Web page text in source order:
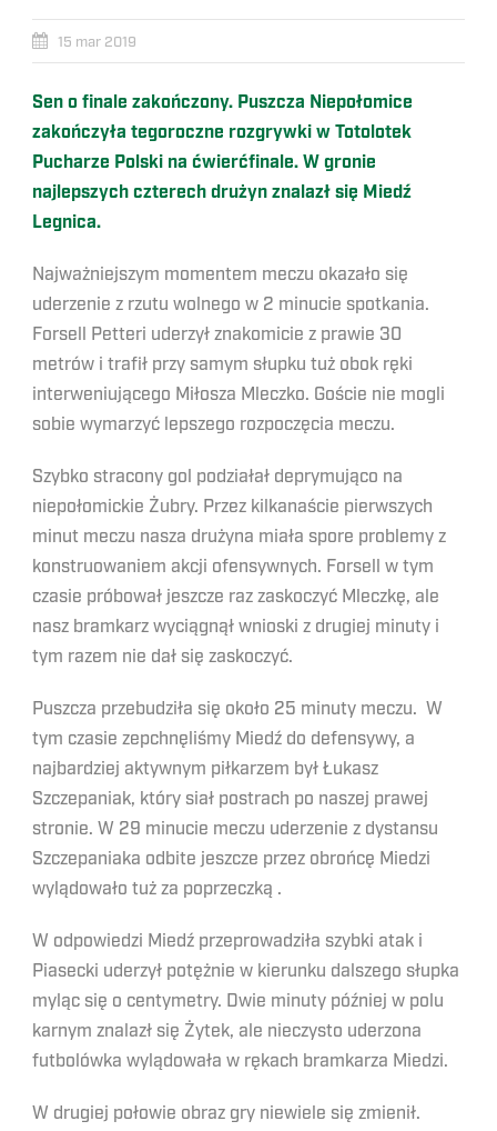
15 mar 2019
Sen o finale zakończony. Puszcza Niepołomice
zakończyła tegoroczne rozgrywki w Totolotek
Pucharze Polski na ćwierćfinale. W gronie
najlepszych czterech drużyn znalazł się Miedź
Legnica.
Najważniejszym momentem meczu okazało się
uderzenie z rzutu wolnego w 2 minucie spotkania.
Forsell Petteri uderzył znakomicie z prawie 30
metrów i trafił przy samym słupku tuż obok ręki
interweniującego Miłosza Mleczko. Goście nie mogli
sobie wymarzyć lepszego rozpoczęcia meczu.
Szybko stracony gol podziałał deprymująco na
niepołomickie Żubry. Przez kilkanaście pierwszych
minut meczu nasza drużyna miała spore problemy z
konstruowaniem akcji ofensywnych. Forsell w tym
czasie próbował jeszcze raz zaskoczyć Mleczkę, ale
nasz bramkarz wyciągnął wnioski z drugiej minuty i
tym razem nie dał się zaskoczyć.
Puszcza przebudziła się około 25 minuty meczu. W
tym czasie zepchnęliśmy Miedź do defensywy, a
najbardziej aktywnym piłkarzem był Łukasz
Szczepaniak, który siał postrach po naszej prawej
stronie. W 29 minucie meczu uderzenie z dystansu
Szczepaniaka odbite jeszcze przez obrońcę Miedzi
wylądowało tuż za poprzeczką .
W odpowiedzi Miedź przeprowadziła szybki atak i
Piasecki uderzył potężnie w kierunku dalszego słupka
myląc się o centymetry. Dwie minuty później w polu
karnym znalazł się Żytek, ale nieczysto uderzona
futbolówka wylądowała w rękach bramkarza Miedzi.
W drugiej połowie obraz gry niewiele się zmienił.